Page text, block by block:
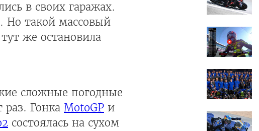
в своих гаражах.
Но такой массовый
же остановила
сложные погодные
раз. Гонка MotoGP и
состоялась на сухом